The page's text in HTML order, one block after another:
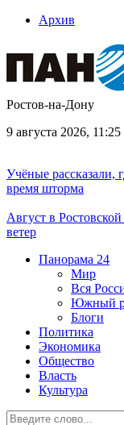
Архив
Ростов-на-Дону
9 августа 2026, 11:25
Учёные рассказали,
время шторма
Август в
ветер
Панорама 24
Мир
Вся
Южный
Блоги
Политика
Экономика
Общество
Власть
Культура